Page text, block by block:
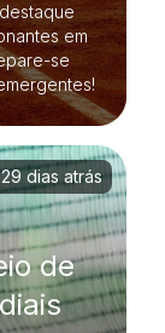
em
se
de
dias atrás